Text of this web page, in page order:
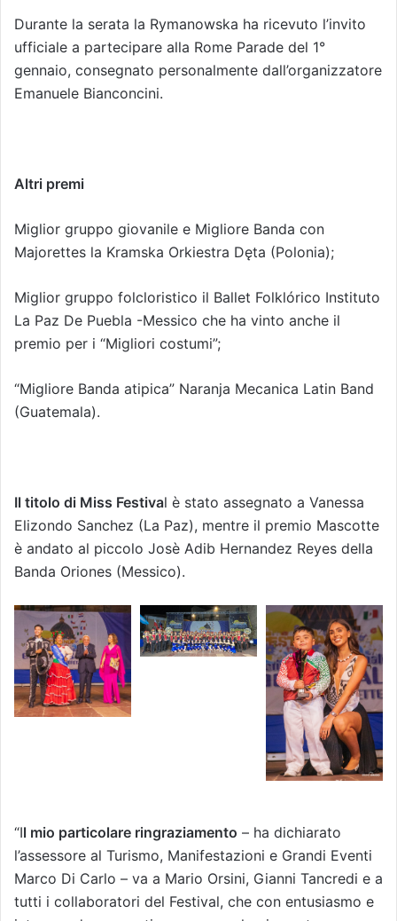
Durante la serata la Rymanowska ha ricevuto l’invito
ufficiale a partecipare alla Rome Parade del 1°
gennaio, consegnato personalmente dall’organizzatore
Emanuele Bianconcini.
Altri premi
Miglior gruppo giovanile e Migliore Banda con
Majorettes la Kramska Orkiestra Dęta (Polonia);
Miglior gruppo folcloristico il Ballet Folklórico Instituto
La Paz De Puebla -Messico che ha vinto anche il
premio per i “Migliori costumi”;
“Migliore Banda atipica” Naranja Mecanica Latin Band
(Guatemala).
Il titolo di Miss Festival è stato assegnato a Vanessa
Elizondo Sanchez (La Paz), mentre il premio Mascotte
è andato al piccolo Josè Adib Hernandez Reyes della
Banda Oriones (Messico).
“Il mio particolare ringraziamento – ha dichiarato
l’assessore al Turismo, Manifestazioni e Grandi Eventi
Marco Di Carlo – va a Mario Orsini, Gianni Tancredi e a
tutti i collaboratori del Festival, che con entusiasmo e